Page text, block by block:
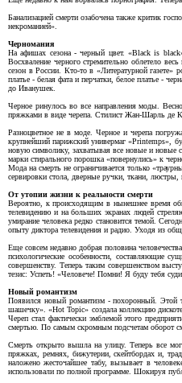
Банализацией смерти озабочена также критик
некроманией».
Черномания
На афишах сезона - черный цвет. «Black is
Восхваление черного стремительно облетело
сезон в России. Кто-то в «Литературной
платье - белая фата и перчатки, белое платье -
до Иванушек.
Черное ринулось во все направления моды.
пряжками в виде черепа. Стилист Жан-Шарль де
Разноцветное не в моде. Черное и черепа
крупнейший парижский универмаг «Printemps»,
новую символику, захватывая все новые и новые
марки стирального порошка «повернулись» к
Мода на смерть не ограничивается только
сервировки стола, дверные ручки, ткани,
От утопии жизни к реальности смерти
Вероятно, к происходящим в нынешнее время
телевидению и на больших экранах людей
умирание человека редко становится темой.
опыту диктора телевидения и радио. Уходя из
Еще совсем недавно добрая половина
психологические особенности, составляющие
совершенству. Теперь таким совершенством
тезис: Успеть! «Человече! Помни! Я буду тебя
Новый романтизм
Появился новый романтизм - похоронный. Этой
шашечку». «Hot Topic» создала коллекцию
Череп стал фактически эмблемой этого
смертью. По самым скромным подсчетам оборот
Смерть открыто вышла на улицу. Теперь все
пряжках, ремнях, бижутерии, скейтбордах и,
наложено жесточайшее табу, вызывает в
использовали по полной программе. Шокируя